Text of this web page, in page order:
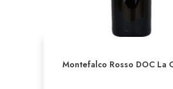
Montefalco Rosso DOC La